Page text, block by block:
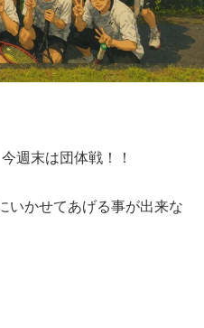
週末は団体戦！！
いかせてあげる事が出来な